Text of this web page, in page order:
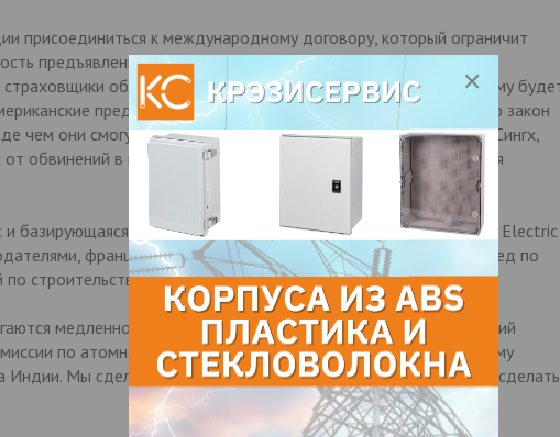
присоединиться к международному договору, который ограничит
предъявления исков о возмещении ущерба к поставщикам,
страховщики обеспокоены тем, что индийский закон по-прежнему
представители корпораций твердо стоят на том, что закон
чем они смогут вести здесь бизнес. Вопрос в том, сможет ли Сингх,
обвинений в коррупции в отношении правительства, добиться
и базирующаяся в США и принадлежащая японцам Westinghouse Electric
французская Areva и российский «Росатом» идут вперед по
по строительству реакторов в Индии.
медленно», - говорит Анил Какодкар (Anil Kakodkar), бывший
по атомной энергии и ключевой переговорщик по ядерному
Индии. Мы сделали все, что, как предполагалось, должны были